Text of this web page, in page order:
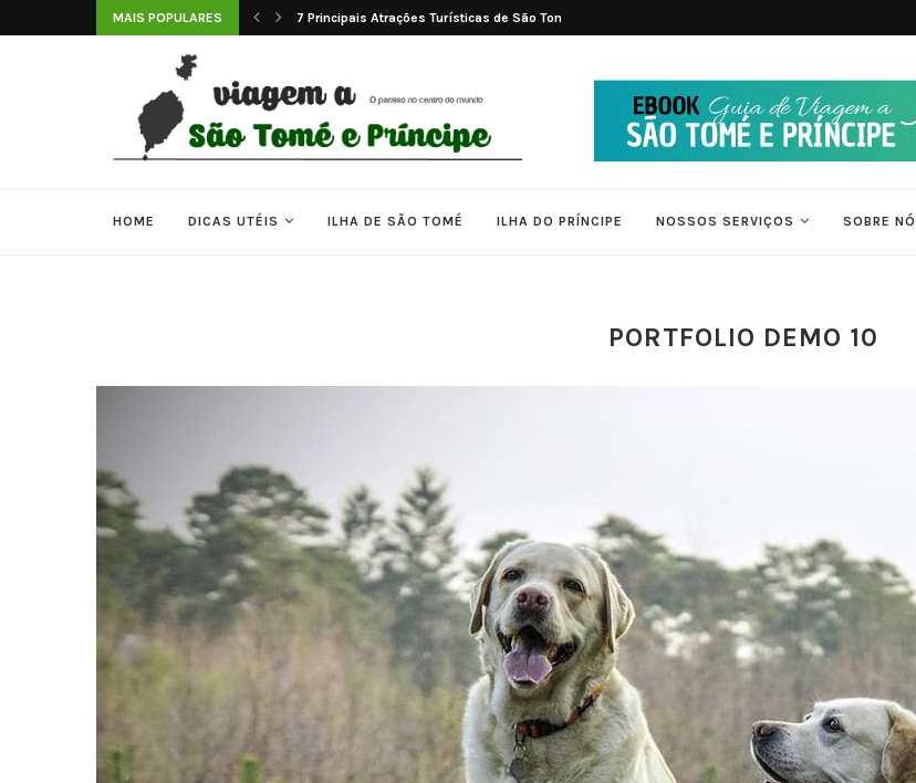
MAIS POPULARES 7 Principais Atrações Turísticas de São Tomé
HOME DICAS UTÉIS ILHA DE SÃO TOMÉ ILHA DO PRÍNCIPE NOSSOS SERVIÇOS SOBRE
PORTFOLIO DEMO 10